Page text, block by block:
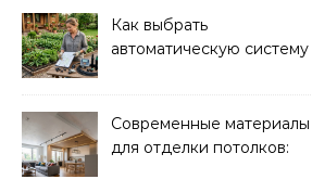
Как выбрать
автоматическую систему
Современные материалы
для отделки потолков: